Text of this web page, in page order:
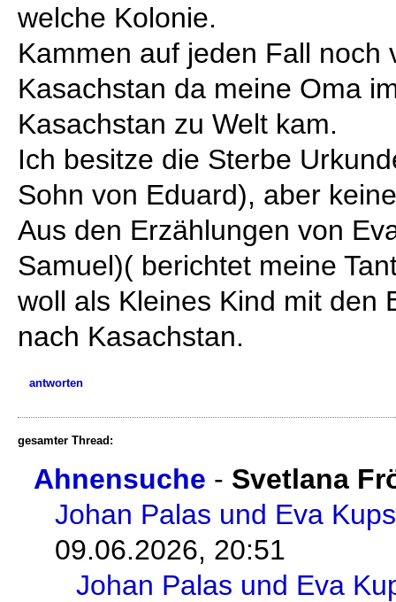
welche Kolonie.
Kammen auf jeden Fall noch
Kasachstan da meine Oma
Kasachstan zu Welt kam.
Ich besitze die Sterbe
Sohn von Eduard), aber
Aus den Erzählungen von
Samuel)( berichtet meine
woll als Kleines Kind mit den
nach Kasachstan.
antworten
gesamter Thread:
Ahnensuche - Svetlana
Johan Palas und Eva
09.06.2026, 20:51
Johan Palas und Eva